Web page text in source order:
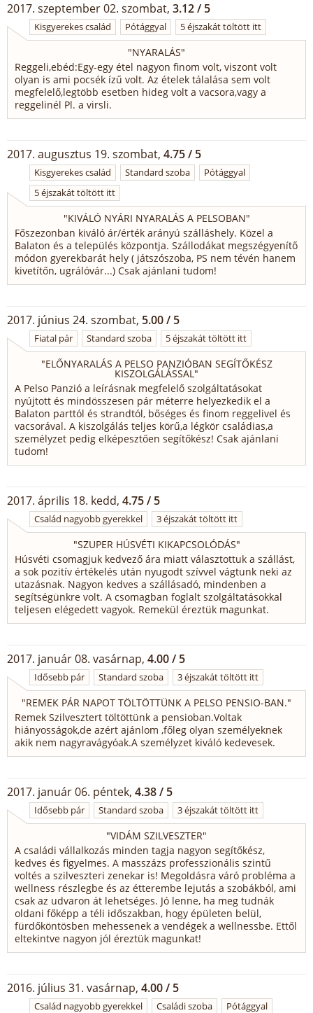
2017. szeptember 02. szombat, 3.12 / 5
Kisgyerekes család Pótággyal 5 éjszakát töltött itt
"NYARALÁS"
Reggeli,ebéd:Egy-egy étel nagyon finom volt, viszont volt
olyan is ami pocsék ízű volt. Az ételek tálalása sem volt
megfelelő,legtöbb esetben hideg volt a vacsora,vagy a
reggelinél Pl. a virsli.
2017. augusztus 19. szombat, 4.75 / 5
Kisgyerekes család Standard szoba
Pótággyal
5 éjszakát töltött itt
"KIVÁLÓ NYÁRI NYARALÁS A PELSOBAN"
Főszezonban kiváló ár/érték arányú szálláshely. Közel a
Balaton és a település központja. Szállodákat megszégyenítő
módon gyerekbarát hely ( játszószoba, PS nem tévén hanem
kivetítőn, ugrálóvár...) Csak ajánlani tudom!
2017. június 24. szombat, 5.00 / 5
Fiatal pár Standard szoba 5 éjszakát töltött itt
"ELŐNYARALÁS A PELSO PANZIÓBAN SEGÍTŐKÉSZ
KISZOLGÁLÁSSAL"
A Pelso Panzió a leírásnak megfelelő szolgáltatásokat
nyújtott és mindösszesen pár méterre helyezkedik el a
Balaton parttól és strandtól, bőséges és finom reggelivel és
vacsorával. A kiszolgálás teljes körű,a légkör családias,a
személyzet pedig elképesztően segítőkész! Csak ajánlani
tudom!
2017. április 18. kedd, 4.75 / 5
Család nagyobb gyerekkel 3 éjszakát töltött itt
"SZUPER HÚSVÉTI KIKAPCSOLÓDÁS"
Húsvéti csomagjuk kedvező ára miatt választottuk a szállást,
a sok pozitív értékelés után nyugodt szívvel vágtunk neki az
utazásnak. Nagyon kedves a szállásadó, mindenben a
segítségünkre volt. A csomagban foglalt szolgáltatásokkal
teljesen elégedett vagyok. Remekül éreztük magunkat.
2017. január 08. vasárnap, 4.00 / 5
Idősebb pár Standard szoba 3 éjszakát töltött itt
"REMEK PÁR NAPOT TÖLTÖTTÜNK A PELSO PENSIO-BAN."
Remek Szilvesztert töltöttünk a pensioban.Voltak
hiányosságok,de azért ajánlom ,főleg olyan személyeknek
akik nem nagyravágyóak.A személyzet kiváló kedevesek.
2017. január 06. péntek, 4.38 / 5
Idősebb pár Standard szoba 3 éjszakát töltött itt
"VIDÁM SZILVESZTER"
A családi vállalkozás minden tagja nagyon segítőkész,
kedves és figyelmes. A masszázs professzionális szintű
voltés a szilveszteri zenekar is! Megoldásra váró probléma a
wellness részlegbe és az étterembe lejutás a szobákból, ami
csak az udvaron át lehetséges. Jó lenne, ha meg tudnák
oldani főképp a téli időszakban, hogy épületen belül,
fürdőköntösben mehessenek a vendégek a wellnessbe. Ettől
eltekintve nagyon jól éreztük magunkat!
2016. július 31. vasárnap, 4.00 / 5
Család nagyobb gyerekkel Családi szoba Pótággyal